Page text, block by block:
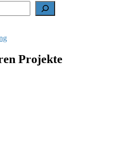
Projekte